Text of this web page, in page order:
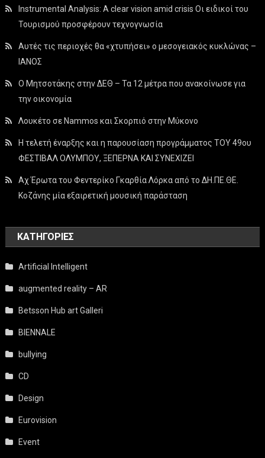
Instrumental Analysis: A clear vision amid crisis Οι ειδικοί του
Τουρισμού προσφέρουν τεχνογνωσία
Αυτές τις περιοχές θα «χτυπήσει» ο μεσογειακός κυκλώνας –
ΙΑΝΟΣ
Ο Μητσοτάκης στην ΔΕΘ – Τα 12 μέτρα που ανακοίνωσε για
την οικονομία
Λουκέτο σε Nammos και Σκορπιό στην Μύκονο
Η τελετή έναρξης και η παρουσίαση προγράμματος ΤΟΥ 49ου
ΦΕΣΤΙΒΑΛ ΟΛΥΜΠΟΥ, ΞΕΠΕΡΝΑ ΚΑΙ ΣΥΝΕΧΙΖΕΙ
Αχ Έρωτα του Φεντερίκο Γκαρθία Λόρκα από το ΔΗ.ΠΕ.ΘΕ.
Κοζάνης μία εξαιρετική μουσική παράσταση
KΑΤΗΓΟΡΊΕΣ
Artificial Intelligent
augmented reality – AR
Betsson Hub art Galleri
BIENNALE
bullying
CD
Design
Eurovision
Event